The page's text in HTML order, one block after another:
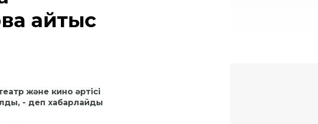
қайтыс
және киноәртісі
- деп хабарлайды